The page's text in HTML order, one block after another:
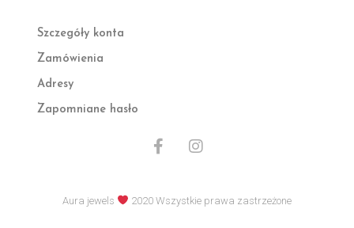
Szczegóły konta
Zamówienia
Adresy
Zapomniane hasło
F
b
I
a
Aura jewels 2020 Wszystkie prawa zastrzeżone